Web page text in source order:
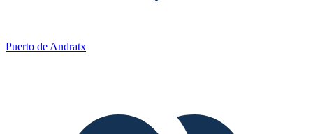
Puerto de Andratx